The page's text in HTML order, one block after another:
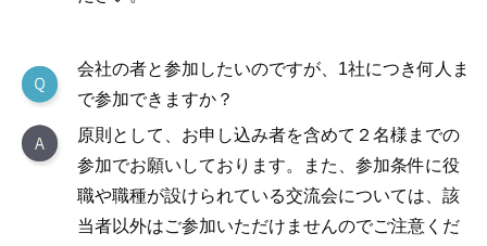
会社の者と参加したいのですが、1社につき何人ま
で参加できますか？
原則として、お申し込み者を含めて２名様までの
参加でお願いしております。また、参加条件に役
職や職種が設けられている交流会については、該
当者以外はご参加いただけませんのでご注意くだ